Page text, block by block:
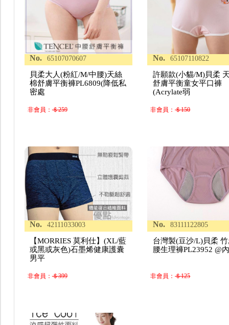
No. 65107070607
貝柔大人(粉紅/M/中腰)天絲
棉舒膚平衡褲PL6809(降低私
密處
非會員：＄259
No. 65107110822
許願款(小貓/M)貝柔
舒膚平衡童女平口褲
(Acrylate弱
非會員：＄150
No. 42111033003
【MORRIES 莫利仕】(XL/藍
或黑或灰色)石墨烯健康護囊
男平
非會員：＄399
No. 83111122805
台灣製(豆沙/L)貝柔
腰生理褲PL23952 @
非會員：＄125